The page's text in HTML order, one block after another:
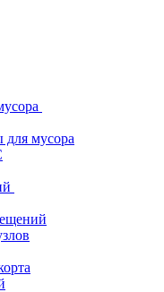
мусора